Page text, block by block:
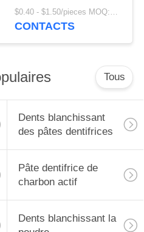
organique naturelle de
90% anti
$0.40 - $1.50/pieces MOQ:240 morceaux
CONTACTS
Tous
Dents blanchissant
des pâtes dentifrices
Pâte dentifrice de
charbon actif
Dents blanchissant la